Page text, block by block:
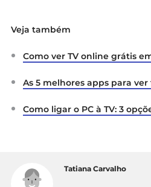
Veja também
Como ver TV online grátis
As 5 melhores apps para
Como ligar o PC à TV: 3
Tatiana Carvalho